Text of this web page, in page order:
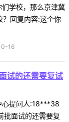
学校，那么京津冀
？回复内容:这个你
16
试的还需要复试
心提问人:18***38
面试的还需要复